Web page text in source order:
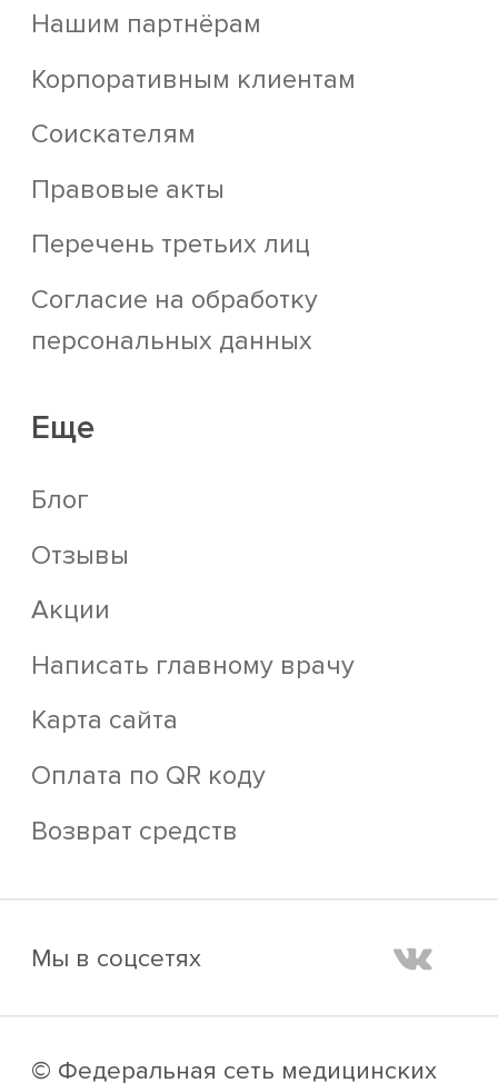
Нашим партнёрам
Корпоративным клиентам
Соискателям
Правовые акты
Перечень третьих лиц
Согласие на обработку
персональных данных
Еще
Блог
Отзывы
Акции
Написать главному врачу
Карта сайта
Оплата по QR коду
Возврат средств
Мы в соцсетях
© Федеральная сеть медицинских